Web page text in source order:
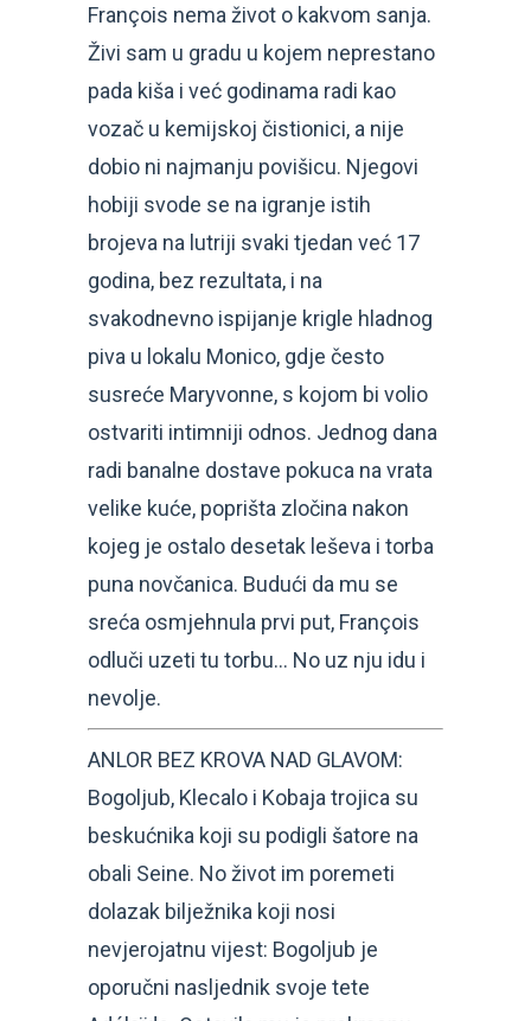
François nema život o kakvom sanja.
Živi sam u gradu u kojem neprestano
pada kiša i već godinama radi kao
vozač u kemijskoj čistionici, a nije
dobio ni najmanju povišicu. Njegovi
hobiji svode se na igranje istih
brojeva na lutriji svaki tjedan već 17
godina, bez rezultata, i na
svakodnevno ispijanje krigle hladnog
piva u lokalu Monico, gdje često
susreće Maryvonne, s kojom bi volio
ostvariti intimniji odnos. Jednog dana
radi banalne dostave pokuca na vrata
velike kuće, poprišta zločina nakon
kojeg je ostalo desetak leševa i torba
puna novčanica. Budući da mu se
sreća osmjehnula prvi put, François
odluči uzeti tu torbu… No uz nju idu i
nevolje.
ANLOR BEZ KROVA NAD GLAVOM:
Bogoljub, Klecalo i Kobaja trojica su
beskućnika koji su podigli šatore na
obali Seine. No život im poremeti
dolazak bilježnika koji nosi
nevjerojatnu vijest: Bogoljub je
oporučni nasljednik svoje tete